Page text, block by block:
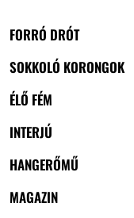
FORRÓ DRÓT
SOKKOLÓ KORONGOK
ÉLŐ FÉM
INTERJÚ
HANGERŐMŰ
MAGAZIN